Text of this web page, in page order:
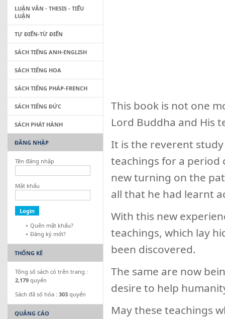
This book is not one
Lord Buddha and His
It is the reverent
teachings for a period
new turning on the
all that he had learnt
With this new
teachings, which lay
been discovered.
The same are now
desire to help
May these teachings
LUẬN VĂN - THESIS - TIỂU
LUẬN
TỰ ĐIỂN-TỪ ĐIỂN
SÁCH TIẾNG ANH-ENGLISH
SÁCH TIẾNG HOA
SÁCH TIẾNG PHÁP-FRENCH
SÁCH TIẾNG ĐỨC
SÁCH PHÁT HÀNH
ĐĂNG NHẬP
Tên đăng nhập
Mật khẩu
Quên mật khẩu?
Đăng ký mới?
THỐNG KÊ
Tổng số sách có trên trang :
2,179 quyển
Sách đã số hóa : 303 quyển
QUẢNG CÁO